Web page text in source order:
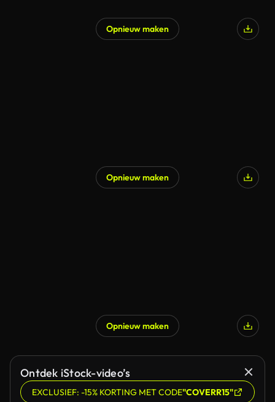
Opnieuw maken
Opnieuw maken
Opnieuw maken
Ontdek iStock-video’s
EXCLUSIEF: -15% KORTING MET CODE"COVERR15"